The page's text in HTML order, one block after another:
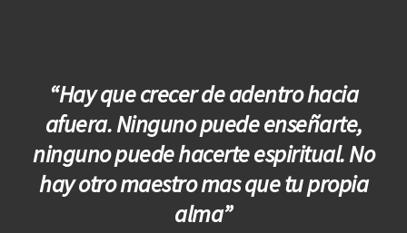
“Hay que crecer de adentro hacia
afuera. Ninguno puede enseñarte,
ninguno puede hacerte espiritual. No
hay otro maestro mas que tu propia
alma”